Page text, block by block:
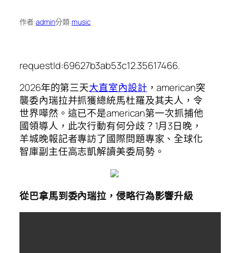
作者:admin分類:music
requestId:69627b3ab53c12.35617466.
2026年的第三天大直室內設計 ，american突
襲委內瑞拉并抓獲總統馬杜羅及其夫人，令
世界嘩然。這已不是american第一次抓捕他
國領導人，此次行動有何分歧？1月3日晚，
羊城晚報記者專訪了國際問題專家、全球化
智庫副主任高志凱解讀美委局勢。
從巴拿馬到委內瑞拉，侵略行為影響升級